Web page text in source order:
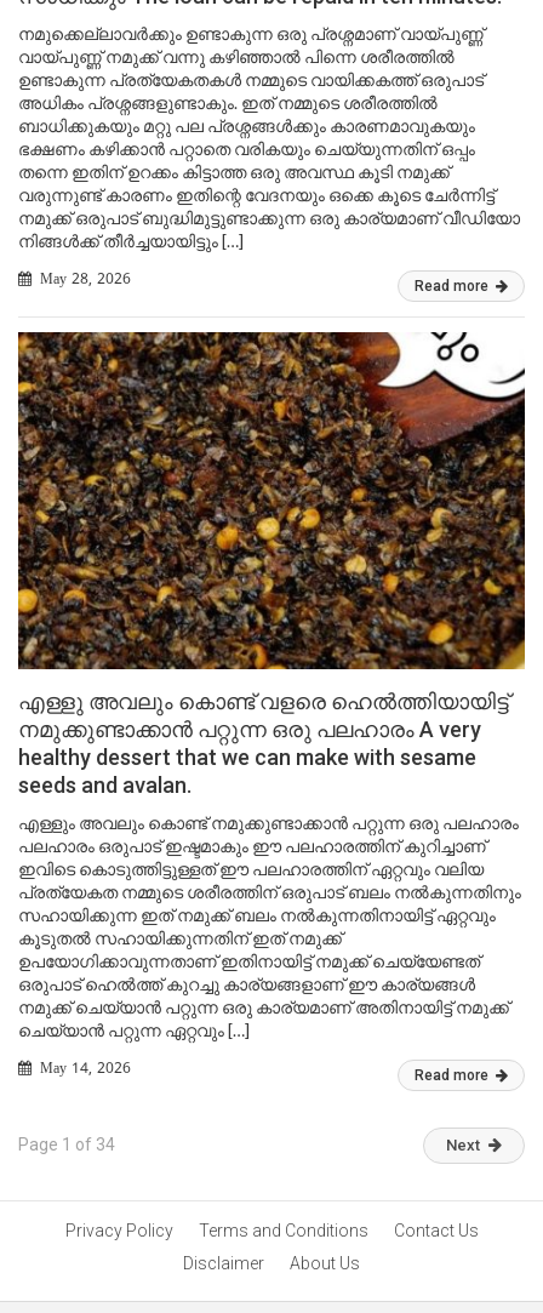
നമുക്കെല്ലാവർക്കും ഉണ്ടാകുന്ന ഒരു പ്രശ്നമാണ് വായ്പുണ്ണ്
വായ്പുണ്ണ് നമുക്ക് വന്നു കഴിഞ്ഞാൽ പിന്നെ ശരീരത്തിൽ
ഉണ്ടാകുന്ന പ്രത്യേകതകൾ നമ്മുടെ വായിക്കകത്ത് ഒരുപാട്
അധികം പ്രശ്നങ്ങളുണ്ടാകും. ഇത് നമ്മുടെ ശരീരത്തിൽ
ബാധിക്കുകയും മറ്റു പല പ്രശ്നങ്ങൾക്കും കാരണമാവുകയും
ഭക്ഷണം കഴിക്കാൻ പറ്റാതെ വരികയും ചെയ്യുന്നതിന് ഒപ്പം
തന്നെ ഇതിന് ഉറക്കം കിട്ടാത്ത ഒരു അവസ്ഥ കൂടി നമുക്ക്
വരുന്നുണ്ട് കാരണം ഇതിന്റെ വേദനയും ഒക്കെ കൂടെ ചേർന്നിട്ട്
നമുക്ക് ഒരുപാട് ബുദ്ധിമുട്ടുണ്ടാക്കുന്ന ഒരു കാര്യമാണ് വീഡിയോ
നിങ്ങൾക്ക് തീർച്ചയായിട്ടും […]
May 28, 2026 Read more
എള്ളു അവലും കൊണ്ട് വളരെ ഹെൽത്തിയായിട്ട്
നമുക്കുണ്ടാക്കാൻ പറ്റുന്ന ഒരു പലഹാരം A very
healthy dessert that we can make with sesame
seeds and avalan.
എള്ളും അവലും കൊണ്ട് നമുക്കുണ്ടാക്കാൻ പറ്റുന്ന ഒരു പലഹാരം
പലഹാരം ഒരുപാട് ഇഷ്ടമാകും ഈ പലഹാരത്തിന് കുറിച്ചാണ്
ഇവിടെ കൊടുത്തിട്ടുള്ളത് ഈ പലഹാരത്തിന് ഏറ്റവും വലിയ
പ്രത്യേകത നമ്മുടെ ശരീരത്തിന് ഒരുപാട് ബലം നൽകുന്നതിനും
സഹായിക്കുന്ന ഇത് നമുക്ക് ബലം നൽകുന്നതിനായിട്ട് ഏറ്റവും
കൂടുതൽ സഹായിക്കുന്നതിന് ഇത് നമുക്ക്
ഉപയോഗിക്കാവുന്നതാണ് ഇതിനായിട്ട് നമുക്ക് ചെയ്യേണ്ടത്
ഒരുപാട് ഹെൽത്ത് കുറച്ചു കാര്യങ്ങളാണ് ഈ കാര്യങ്ങൾ
നമുക്ക് ചെയ്യാൻ പറ്റുന്ന ഒരു കാര്യമാണ് അതിനായിട്ട് നമുക്ക്
ചെയ്യാൻ പറ്റുന്ന ഏറ്റവും […]
May 14, 2026 Read more
Page 1 of 34 Next
Privacy Policy Terms and Conditions
Contact Us
Disclaimer
About Us